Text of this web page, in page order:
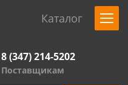
Каталог
8 (347) 214-5202
Поставщикам